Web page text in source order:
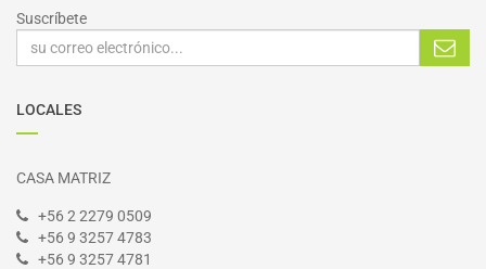
Suscríbete
LOCALES
CASA MATRIZ
+56 2 2279 0509
+56 9 3257 4783
+56 9 3257 4781